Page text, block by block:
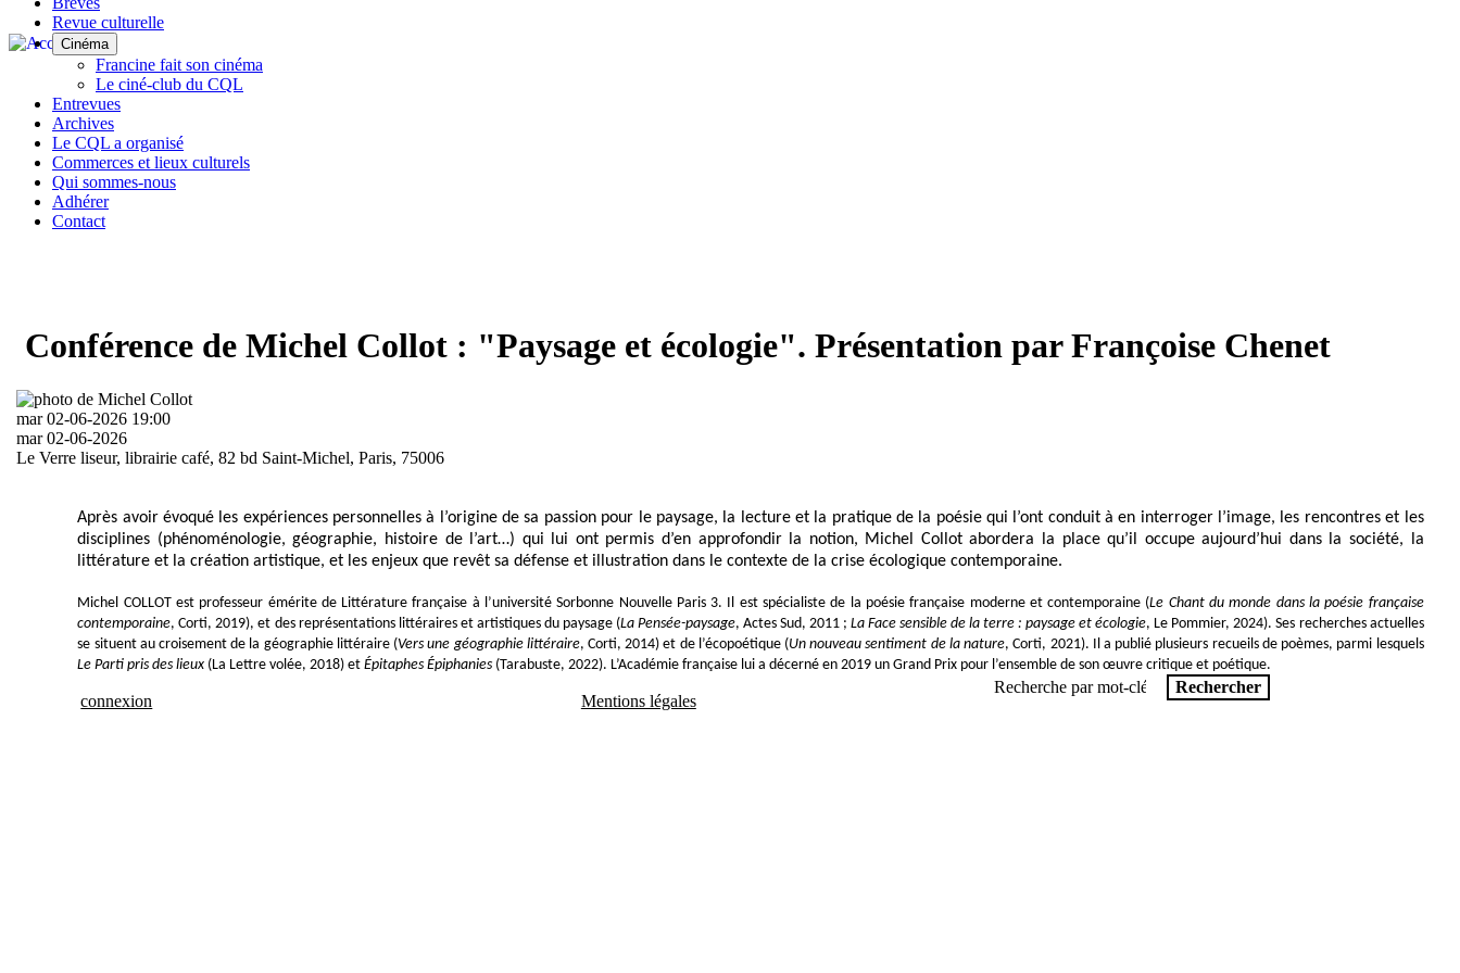
Aller
au
contenu
PRINCIPALE
Revue culturelle
Cinéma
Francine fait son cinéma
Le ciné-club du CQL
Entrevues
Archives
Le CQL a organisé
Commerces et lieux culturels
Qui sommes-nous
Adhérer
Contact
Conférence de Michel Collot : "Paysage et écologie". Présentation par Françoise Chenet
mar 02-06-2026 19:00
mar 02-06-2026
Le Verre liseur, librairie café, 82 bd Saint-Michel, Paris, 75006
Après avoir évoqué les expériences personnelles à l’origine de sa passion pour le paysage, la lecture et la pratique de la poésie qui l’ont conduit à en interroger l’image, les rencontres et les
disciplines (phénoménologie, géographie, histoire de l’art…) qui lui ont permis d’en approfondir la notion, Michel Collot abordera la place qu’il occupe aujourd’hui dans la société, la
littérature et la création artistique, et les enjeux que revêt sa défense et illustration dans le contexte de la crise écologique contemporaine.
Michel COLLOT est professeur émérite de Littérature française à l’université Sorbonne Nouvelle Paris 3. Il est spécialiste de la poésie française moderne et contemporaine (Le Chant du monde dans la poésie française
contemporaine, Corti, 2019), et des représentations littéraires et artistiques du paysage (La Pensée-paysage, Actes Sud, 2011 ; La Face sensible de la terre : paysage et écologie, Le Pommier, 2024). Ses recherches actuelles
se situent au croisement de la géographie littéraire (Vers une géographie littéraire, Corti, 2014) et de l’écopoétique (Un nouveau sentiment de la nature, Corti, 2021). Il a publié plusieurs recueils de poèmes, parmi lesquels
Le Parti pris des lieux (La Lettre volée, 2018) etÉpitaphes Épiphanies (Tarabuste, 2022). L’Académie française lui a décerné en 2019 un Grand Prix pour l’ensemble de son œuvre critique et poétique.
connexion Mentions légales
Rechercher